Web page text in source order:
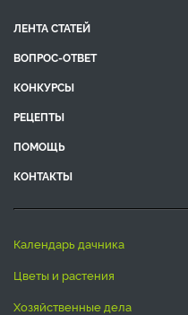
ЛЕНТА СТАТЕЙ
ВОПРОС-ОТВЕТ
КОНКУРСЫ
РЕЦЕПТЫ
ПОМОЩЬ
КОНТАКТЫ
календарь дачника
цветы и растения
хозяйственные дела